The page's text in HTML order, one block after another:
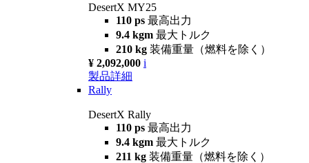
DesertX MY25
110 ps 最高出力
9.4 kgm 最大トルク
210 kg 装備重量（燃料を除く）
¥ 2,092,000 i
製品詳細
Rally
DesertX Rally
110 ps 最高出力
9.4 kgm 最大トルク
211 kg 装備重量（燃料を除く）